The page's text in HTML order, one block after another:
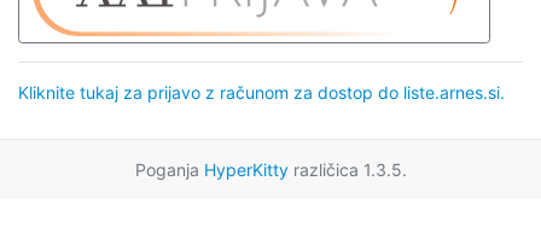
Kliknite tukaj za prijavo z računom za dostop do liste.arnes.si.
Poganja HyperKittyrazličica 1.3.5.